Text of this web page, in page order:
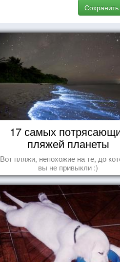
Сохранить
17 самых
пляжей планеты
Вот пляжи, непохожие на те, до
вы не привыкли :)